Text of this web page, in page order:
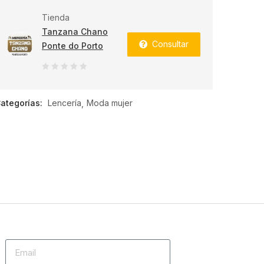
Tienda
Tanzana Chano
Ponte do Porto
Consultar
Lencería Moda mujer